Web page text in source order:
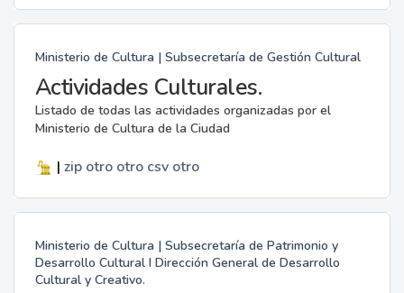
Ministerio de Cultura | Subsecretaría de Gestión Cultural
Actividades Culturales.
Listado de todas las actividades organizadas por el
Ministerio de Cultura de la Ciudad
| zip otro otro csv otro
Ministerio de Cultura | Subsecretaría de Patrimonio y
Desarrollo Cultural I Dirección General de Desarrollo
Cultural y Creativo.